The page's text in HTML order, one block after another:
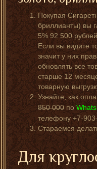
Покупая
бриллианты) вы
5% 92 500
Если вы видите
значит у них
обновлять все
старше 12
товарную
Узнайте, как
850 000по
телефону +7-
Стараемся
Для